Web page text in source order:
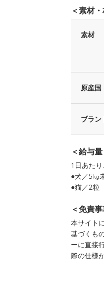
＜素材
素材
原産国
ブラン
＜給与量
1日あた
●犬／5㎏
●猫／2粒
＜免責
本サイト
基づくも
ーに直接
際の仕様